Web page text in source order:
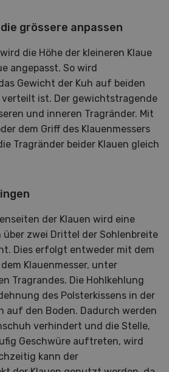
grössere anpassen
die Höhe der kleineren Klaue
angepasst. So wird
Gewicht der Kuh auf beiden
verteilt ist. Der gewichtstragende
und inneren Tragränder. Mit
dem Griff des Klauenmessers
Tragränder beider Klauen gleich
der Klauen wird eine
über zwei Drittel der Sohlenbreite
Dies erfolgt entweder mit dem
Klauenmesser, unter
Tragrandes. Die Hohlkehlung
des Polsterkissens in der
auf den Boden. Dadurch werden
verhindert und die Stelle,
Geschwüre auftreten, wird
kann der